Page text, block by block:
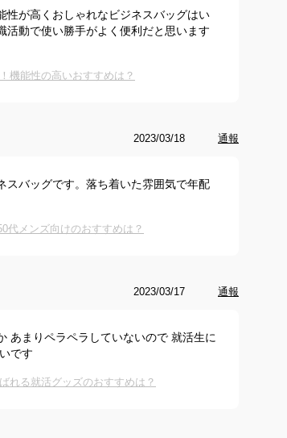
性が高くおしゃれなビジネスバッグはい
動で使い勝手がよく便利だと思います
機能性の高いおすすめは？
2023/03/18 通報
スバッグです。落ち着いた雰囲気で年配
代メンズ向けのおすすめは？
2023/03/17 通報
あまりペラペラしていないので 就活生に
です
れる就活グッズのおすすめは？